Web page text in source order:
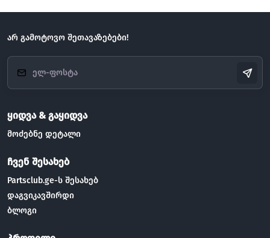
არ გამოტოვო შეთავაზებები!
ყიდვა & გაყიდვა
მოძებნე დეტალი
ჩვენ შესახებ
Partsclub.ge-ს შესახებ
დაგვიკავშირდი
ბლოგი